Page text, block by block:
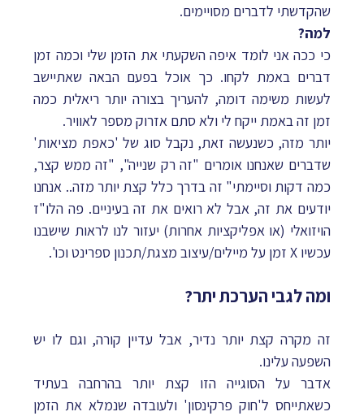
שהקדשתי לדברים מסויימים.
למה?
כי ככה אני לומד איפה השקעתי את הזמן שלי וכמה זמן
דברים באמת לקחו. כך אוכל בפעם הבאה שאתיישב
לעשות משימה דומה, להעריך בצורה יותר ריאלית כמה
זמן זה באמת ייקח לי ולא סתם אזרוק מספר לאוויר.
יותר מזה, כשנעשה זאת, נקבל סוג של 'כאפת מציאות'
שדברים שאנחנו אומרים "זה רק שנייה", "זה ממש קצר,
כמה דקות וסיימתי" זה בדרך כלל קצת יותר מזה.. אנחנו
יודעים את זה, אבל לא רואים את זה בעיניים. פה הלו"ז
הויזואלי (או אפליקציות אחרות) יעזור לנו לראות שישבנו
עכשיו X זמן על מיילים/עיצוב מצגת/תכנון ספרינט וכו'.
ומה לגבי הערכת יתר?
זה מקרה קצת יותר נדיר, אבל עדיין קורה, וגם לו יש
השפעה עלינו.
אדבר על הסוגייה הזו קצת יותר בהרחבה בעתיד
כשאתייחס ל'חוק פרקינסון' ולעובדה שנמלא את הזמן